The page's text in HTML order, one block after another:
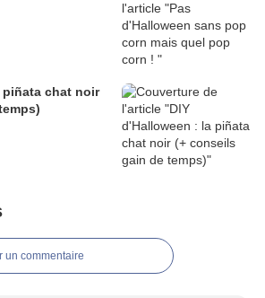
piñata chat noir
un commentaire